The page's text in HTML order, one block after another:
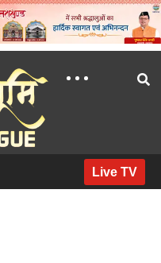
Live TV